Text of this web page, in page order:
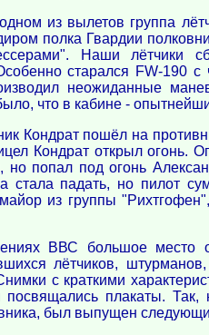
из вылетов группа
полка Гвардии
Наши лётчики
старался FW-
неожиданные
что в кабине -
Кондрат пошёл на
Кондрат открыл огонь.
но попал под огонь
стала падать, но пилот
из группы
ВВС большое место
лётчиков,
с краткими
посвящались плакаты.
был выпущен